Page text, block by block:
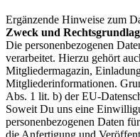
Ergänzende Hinweise zum
Zweck und
Die personenbezogenen
verarbeitet. Hierzu gehört
Mitgliedermagazin,
Mitgliederinformationen.
Abs. 1 lit. b) der EU-
Soweit Du uns eine
personenbezogenen Daten
die Anfertigung und